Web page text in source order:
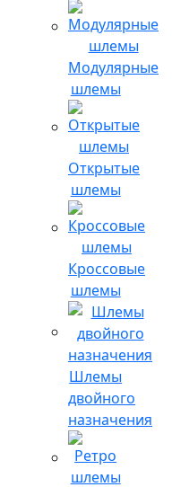
Модулярные
шлемы
Открытые
шлемы
Кроссовые
шлемы
Шлемы
двойного
назначения